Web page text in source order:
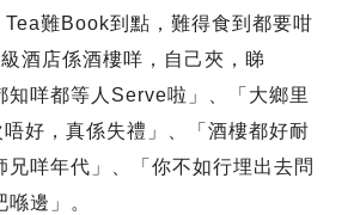
難Book到點，難得食到都要咁
酒店係酒樓咩，自己夾，睇
知咩都等人Serve啦」、「大鄉里
好，真係失禮」、「酒樓都好耐
兄咩年代」、「你不如行埋出去問
邊」。